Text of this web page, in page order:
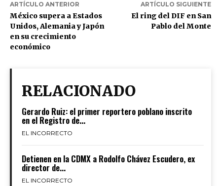
ARTÍCULO ANTERIOR
México supera a Estados
Unidos, Alemania y Japón
en su crecimiento
económico
ARTÍCULO SIGUIENTE
El ring del DIF en San
Pablo del Monte
RELACIONADO
Gerardo Ruiz: el primer reportero poblano inscrito
en el Registro de...
EL INCORRECTO
Detienen en la CDMX a Rodolfo Chávez Escudero, ex
director de...
EL INCORRECTO